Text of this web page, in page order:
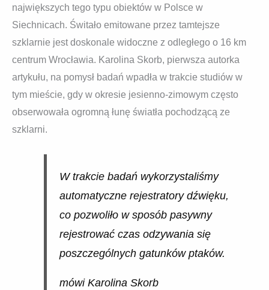
największych tego typu obiektów w Polsce w
Siechnicach. Świtało emitowane przez tamtejsze
szklarnie jest doskonale widoczne z odległego o 16 km
centrum Wrocławia. Karolina Skorb, pierwsza autorka
artykułu, na pomysł badań wpadła w trakcie studiów w
tym mieście, gdy w okresie jesienno-zimowym często
obserwowała ogromną łunę światła pochodzącą ze
szklarni.
W trakcie badań wykorzystaliśmy
automatyczne rejestratory dźwięku,
co pozwoliło w sposób pasywny
rejestrować czas odzywania się
poszczególnych gatunków ptaków.
mówi Karolina Skorb